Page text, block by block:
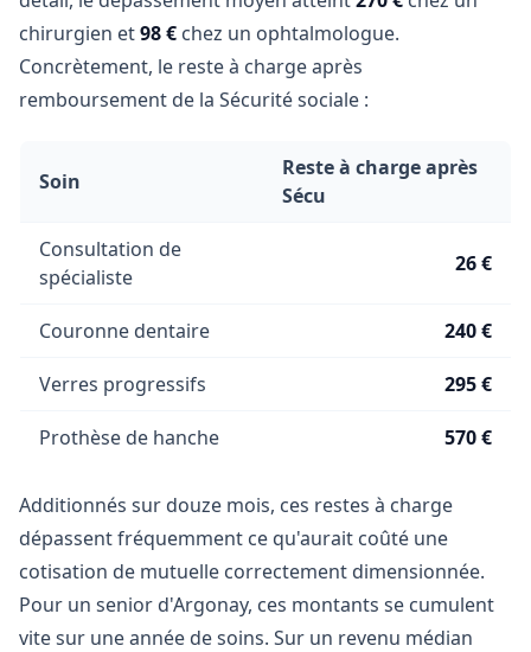
chirurgien et98 € chez un ophtalmologue.
Concrètement, le reste à charge après
remboursement de la Sécurité sociale :
Soin
Reste à charge après
Sécu
Consultation de
spécialiste
26 €
Couronne dentaire 240 €
Verres progressifs 295 €
Prothèse de hanche 570 €
Additionnés sur douze mois, ces restes à charge
dépassent fréquemment ce qu'aurait coûté une
cotisation de mutuelle correctement dimensionnée.
Pour un senior d'Argonay, ces montants se cumulent
vite sur une année de soins. Sur un revenu médian